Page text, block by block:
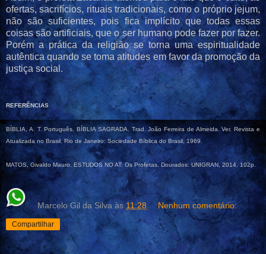
ofertas, sacrifícios, rituais tradicionais, como o próprio jejum,
não são suficientes, pois fica implícito que todas essas
coisas são artificiais, que o ser humano pode fazer por fazer.
Porém a prática da religião se torna uma espiritualidade
autêntica quando se toma atitudes em favor da promoção da
justiça social.
REFERÊNCIAS
BÍBLIA, A. T. Português. BÍBLIA SAGRADA. Trad. João Ferreira de Almeida. Ver. Revista e
Atualizada no Brasil. Rio de Janeiro: Sociedade Bíblica do Brasil, 1969.
MATOS, Givaldo Mauro. ESTUDOS NO AT: Os Profetas. Dourados: UNIGRAN, 2014. 102p.
Marcelo Gil da Silva às11:28 Nenhum comentário:
Compartilhar